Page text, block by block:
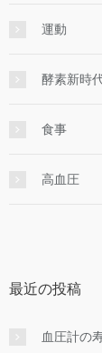
運動
酵素新時
食事
高血圧
最近の投稿
血圧計の